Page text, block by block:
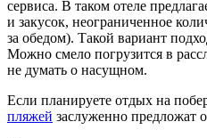
сервиса. В таком отеле
и закусок, неограниченное
за обедом). Такой вариант
Можно смело погрузится в
не думать о насущном.
Если планируете отдых на
пляжей заслуженно предложат